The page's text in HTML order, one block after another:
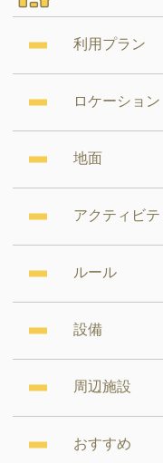
利用プラン
ロケーション
地面
アクティビテ
ルール
設備
周辺施設
おすすめ